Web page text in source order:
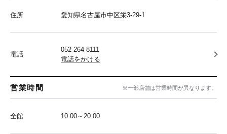
住所 愛知県名古屋市中区栄3-29-1
電話
052-264-8111
電話をかける
営業時間 ※一部店舗は営業時間が異なります。
全館 10:00～20:00